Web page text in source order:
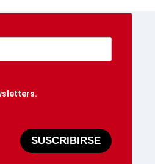
SUSCRIBIRSE